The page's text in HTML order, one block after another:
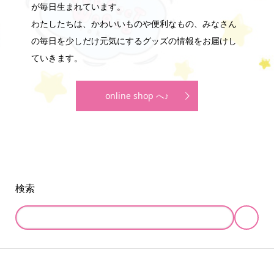
が毎日生まれています。
わたしたちは、かわいいものや便利なもの、みなさん
の毎日を少しだけ元気にするグッズの情報をお届けし
ていきます。
online shop へ♪
検索